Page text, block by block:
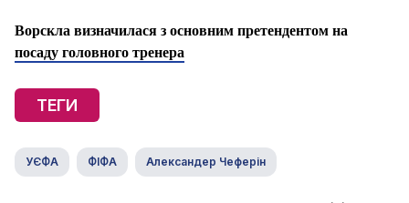
Ворскла визначилася з основним претендентом на
посаду головного тренера
ТЕГИ
УЄФА ФІФА Александер Чеферін